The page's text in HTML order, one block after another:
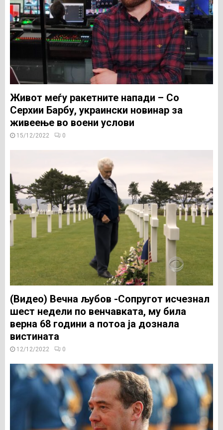
Живот меѓу ракетните напади – Со
Серхии Барбу, украински новинар за
живеење во воени услови
15/12/2022 0
(Видео) Вечна љубов -Сопругот исчезнал
шест недели по венчавката, му била
верна 68 години а потоа ја дознала
вистината
12/12/2022 0